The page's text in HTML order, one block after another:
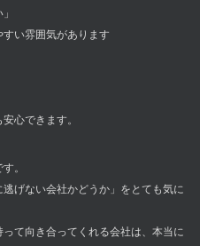
い雰囲気があります
心できます。
。
げない会社かどうか」をとても気に
て向き合ってくれる会社は、本当に